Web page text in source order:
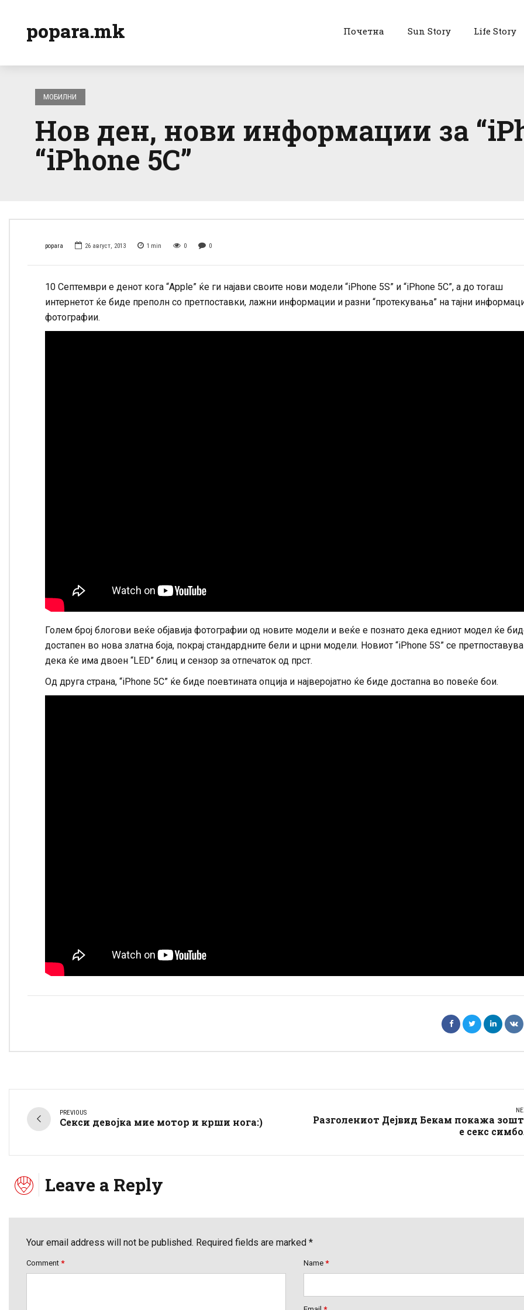
popara.mk Почетна Sun Story Life Story
МОБИЛНИ
Нов ден, нови информации за
“iPhone 5C”
popara 26 август, 2013 1 min 0 0
10 Септември е денот кога “Apple” ќе ги најави своите нови модели “iPhone 5S” и “iPhone 5C”, а до тогаш
интернетот ќе биде преполн со претпоставки, лажни информации и разни “протекувања” на тајни
фотографии.
Голем број блогови веќе објавија фотографии од новите модели и веќе е познато дека едниот модел ќе
достапен во нова златна боја, покрај стандардните бели и црни модели. Новиот “iPhone 5S” се претпоставува
дека ќе има двоен “LED” блиц и сензор за отпечаток од прст.
Од друга страна, “iPhone 5C” ќе биде поевтината опција и најверојатно ќе биде достапна во повеќе бои.
PREVIOUS
Секси девојка мие мотор и крши нога:)
Разголениот Дејвид Бекам покажа
е секс
Leave a Reply
Your email address will not be published. Required fields are marked *
Comment * Name *